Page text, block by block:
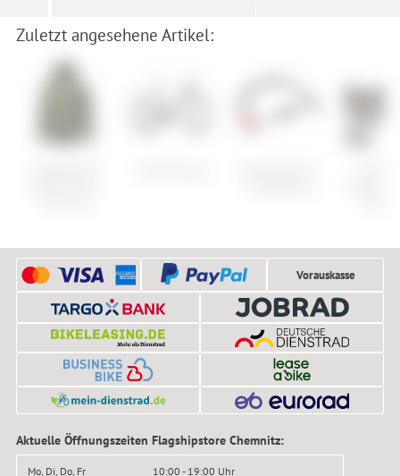
Zuletzt angesehene Artikel:
Vorauskasse
Aktuelle Öffnungszeiten Flagshipstore Chemnitz:
Mo, Di, Do, Fr 10:00 - 19:00 Uhr